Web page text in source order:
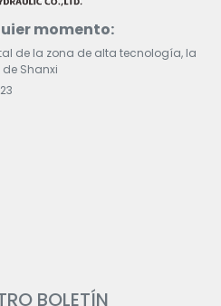
momento:
de la zona de alta tecnología, la
Shanxi
BOLETÍN